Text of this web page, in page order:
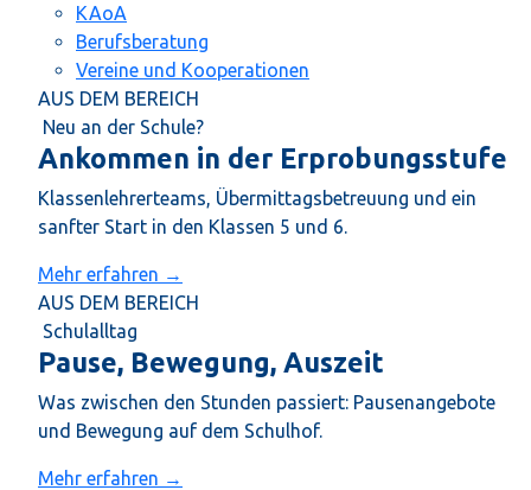
KAoA
Berufsberatung
Vereine und Kooperationen
AUS DEM BEREICH
Neu an der Schule?
Ankommen in der Erprobungsstufe
Klassenlehrerteams, Übermittagsbetreuung und ein
sanfter Start in den Klassen 5 und 6.
Mehr erfahren →
AUS DEM BEREICH
Schulalltag
Pause, Bewegung, Auszeit
Was zwischen den Stunden passiert: Pausenangebote
und Bewegung auf dem Schulhof.
Mehr erfahren →